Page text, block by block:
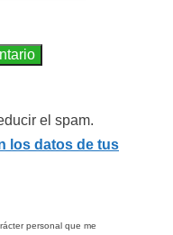
el spam.
los datos de tus
personal que me